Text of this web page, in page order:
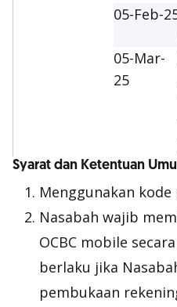
05-Feb-
05-Mar-
25
Syarat dan Ketentuan
Menggunakan kode
Nasabah wajib
OCBC mobile
berlaku jika
pembukaan